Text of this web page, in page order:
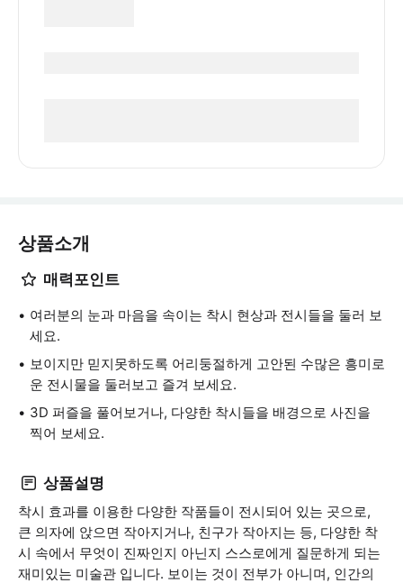
상품소개
매력포인트
여러분의 눈과 마음을 속이는 착시 현상과 전시들을 둘러 보
세요.
보이지만 믿지못하도록 어리둥절하게 고안된 수많은 흥미로
운 전시물을 둘러보고 즐겨 보세요.
3D 퍼즐을 풀어보거나, 다양한 착시들을 배경으로 사진을
찍어 보세요.
상품설명
착시 효과를 이용한 다양한 작품들이 전시되어 있는 곳으로,
큰 의자에 앉으면 작아지거나, 친구가 작아지는 등, 다양한 착
시 속에서 무엇이 진짜인지 아닌지 스스로에게 질문하게 되는
재미있는 미술관 입니다. 보이는 것이 전부가 아니며, 인간의